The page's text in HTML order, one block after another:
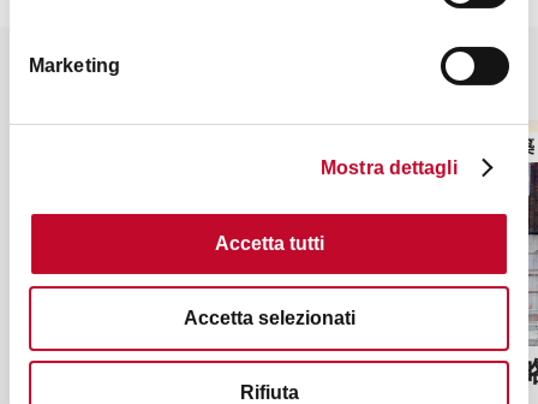
Marketing
Mostra dettagli
Accetta tutti
Accetta selezionati
Rifiuta
你也许会对这些感兴趣
伽伐尼广场
宗教建築
圣白托